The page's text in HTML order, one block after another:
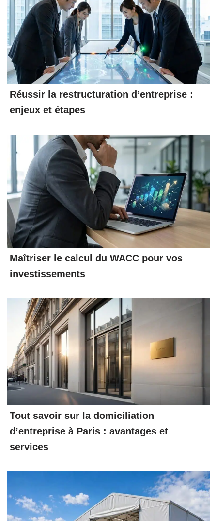
Réussir la restructuration d’entreprise :
enjeux et étapes
Maîtriser le calcul du WACC pour vos
investissements
Tout savoir sur la domiciliation
d’entreprise à Paris : avantages et
services